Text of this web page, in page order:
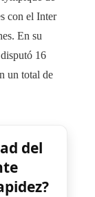
con el Inter
En su
16
un total de
del